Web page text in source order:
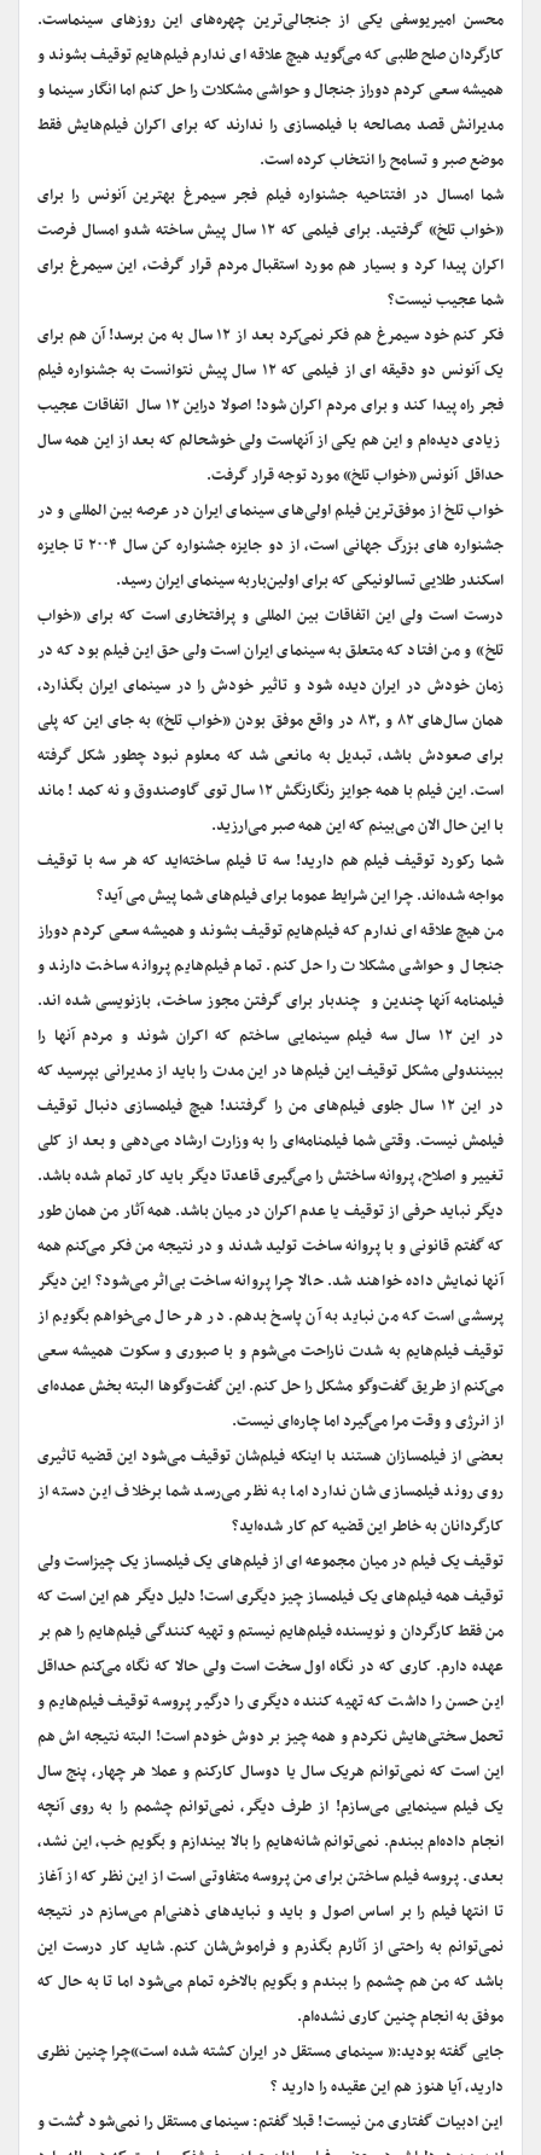
محسن امیریوسفی یکی از جنجالی‌ترین چهره‌های این روزهای سینماست.
کارگردان صلح طلبی که می‌گوید هیچ علاقه ای ندارم فیلم‌هایم توقیف بشوند و
همیشه سعی کردم دوراز جنجال و حواشی مشکلات را حل کنم اما انگار سینما و
مدیرانش قصد مصالحه با فیلمسازی را ندارند که برای اکران فیلم‌هایش فقط
موضع صبر و تسامح را انتخاب کرده است.
شما امسال در افتتاحیه جشنواره فیلم فجر سیمرغ بهترین آنونس را برای
«خواب تلخ» گرفتید. برای فیلمی که ۱۲ سال پیش ساخته شدو امسال فرصت
اکران پیدا کرد و بسیار هم مورد استقبال مردم قرار گرفت، این سیمرغ برای
شما عجیب نیست؟
فکر کنم خود سیمرغ هم فکر نمی‌کرد بعد از ۱۲ سال به من برسد! آن هم برای
یک آنونس دو دقیقه ای از فیلمی که ۱۲ سال پیش نتوانست به جشنواره فیلم
فجر راه پیدا کند و برای مردم اکران شود! اصولا دراین ۱۲ سال اتفاقات عجیب
زیادی دیده‌ام و این هم یکی از آنهاست ولی خوشحالم که بعد از این همه سال
حداقل آنونس «خواب تلخ» مورد توجه قرار گرفت.
خواب تلخ از موفق‌ترین فیلم اولی‌های سینمای ایران در عرصه بین المللی و در
جشنواره های بزرگ جهانی است، از دو جایزه جشنواره کن سال ۲۰۰۴ تا جایزه
اسکندر طلایی تسالونیکی که برای اولین‌باربه سینمای ایران رسید.
درست است ولی این اتفاقات بین المللی و پرافتخاری است که برای «خواب
تلخ» و من افتاد که متعلق به سینمای ایران است ولی حق این فیلم بود که در
زمان خودش در ایران دیده شود و تاثیر خودش را در سینمای ایران بگذارد،
همان سال‌های ۸۲ و ۸۳٫ در واقع موفق بودن «خواب تلخ» به جای این که پلی
برای صعودش باشد، تبدیل به مانعی شد که معلوم نبود چطور شکل گرفته
است. این فیلم با همه جوایز رنگارنگش ۱۲ سال توی گاوصندوق و نه کمد ! ماند
با این حال الان می‌بینم که این همه صبر می‌ارزید.
شما رکورد توقیف فیلم هم دارید! سه تا فیلم ساخته‌اید که هر سه با توقیف
مواجه شده‌اند. چرا این شرایط عموما برای فیلم‌های شما پیش می آید؟
من هیچ علاقه ای ندارم که فیلم‌هایم توقیف بشوند و همیشه سعی کردم دوراز
جنجال و حواشی مشکلات را حل کنم. تمام فیلم‌هایم پروانه ساخت دارند و
فیلمنامه آنها چندین و چندبار برای گرفتن مجوز ساخت، بازنویسی شده اند.
در این ۱۲ سال سه فیلم سینمایی ساختم که اکران شوند و مردم آنها را
ببینندولی مشکل توقیف این فیلم‌ها در این مدت را باید از مدیرانی بپرسید که
در این ۱۲ سال جلوی فیلم‌های من را گرفتند! هیچ فیلمسازی دنبال توقیف
فیلمش نیست. وقتی شما فیلمنامه‌ای را به وزارت ارشاد می‌دهی و بعد از کلی
تغییر و اصلاح، پروانه ساختش را می‌گیری قاعدتا دیگر باید کار تمام شده باشد.
دیگر نباید حرفی از توقیف یا عدم اکران در میان باشد. همه آثار من همان طور
که گفتم قانونی و با پروانه ساخت تولید شدند و در نتیجه من فکر می‌کنم همه
آنها نمایش داده خواهند شد. حالا چرا پروانه ساخت بی‌اثر می‌شود؟ این دیگر
پرسشی است که من نباید به آن پاسخ بدهم. در هر حال می‌خواهم بگویم از
توقیف فیلم‌هایم به شدت ناراحت می‌شوم و با صبوری و سکوت همیشه سعی
می‌کنم از طریق گفت‌وگو مشکل را حل کنم. این گفت‌وگوها البته بخش عمده‌ای
از انرژی و وقت مرا می‌گیرد اما چاره‌ای نیست.
بعضی از فیلمسازان هستند با اینکه فیلم‌شان توقیف می‌شود این قضیه تاثیری
روی روند فیلمسازی شان ندارد اما به نظر می‌رسد شما برخلاف این دسته از
کارگردانان به خاطر این قضیه کم کار شده‌اید؟
توقیف یک فیلم در میان مجموعه ای از فیلم‌های یک فیلمساز یک چیزاست ولی
توقیف همه فیلم‌های یک فیلمساز چیز دیگری است! دلیل دیگر هم این است که
من فقط کارگردان و نویسنده فیلم‌هایم نیستم و تهیه کنندگی فیلم‌هایم را هم بر
عهده دارم. کاری که در نگاه اول سخت است ولی حالا که نگاه می‌کنم حداقل
این حسن را داشت که تهیه کننده دیگری را درگیر پروسه توقیف فیلم‌هایم و
تحمل سختی‌هایش نکردم و همه چیز بر دوش خودم است! البته نتیجه اش هم
این است که نمی‌توانم هریک سال یا دوسال کارکنم و عملا هر چهار، پنج سال
یک فیلم سینمایی می‌سازم! از طرف دیگر، نمی‌توانم چشمم را به روی آنچه
انجام داده‌ام ببندم. نمی‌توانم شانه‌هایم را بالا بیندازم و بگویم خب، این نشد،
بعدی. پروسه فیلم ساختن برای من پروسه متفاوتی است از این نظر که از آغاز
تا انتها فیلم را بر اساس اصول و باید و نبایدهای ذهنی‌ام می‌سازم در نتیجه
نمی‌توانم به راحتی از آثارم بگذرم و فراموش‌شان کنم. شاید کار درست این
باشد که من هم چشمم را ببندم و بگویم بالاخره تمام می‌شود اما تا به حال که
موفق به انجام چنین کاری نشده‌ام.
جایی گفته بودید:« سینمای مستقل در ایران کشته شده است»چرا چنین نظری
دارید، آیا هنوز هم این عقیده را دارید ؟
این ادبیات گفتاری من نیست! قبلا گفتم: سینمای مستقل را نمی‌شود کُشت و